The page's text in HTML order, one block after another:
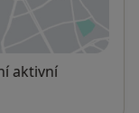
nové záložce
aktivní